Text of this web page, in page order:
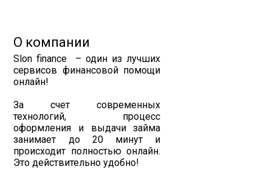
О компании
Slon finance – один из лучших
сервисов финансовой помощи
онлайн!
За счет современных
технологий, процесс
оформления и выдачи займа
занимает до 20 минут и
происходит полностью онлайн.
Это действительно удобно!